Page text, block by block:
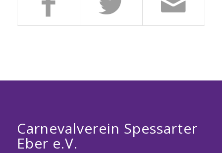
Carnevalverein Spessarter
Eber e.V.